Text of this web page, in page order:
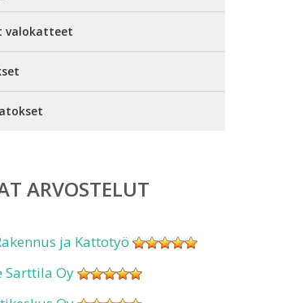
valokatteet
ARVOSTELUT
ja Kattotyö
Sarttila Oy